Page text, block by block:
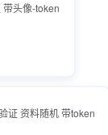
带头像-token
证 资料随机 带token